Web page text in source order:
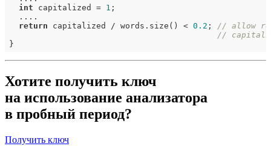
int capitalized = 1 ;
  ....
return capitalized / words.size() < 0.2 ;
// allow
//
Хотите получить ключ
на использование анализатора
в пробный период?
Получить ключ